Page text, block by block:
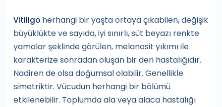
Vitiligo herhangi bir yaşta ortaya çıkabilen, değişik
büyüklükte ve sayıda, iyi sınırlı, süt beyazı renkte
yamalar şeklinde görülen, melanosit yıkımı ile
karakterize sonradan oluşan bir deri hastalığıdır.
Nadiren de olsa doğumsal olabilir. Genellikle
simetriktir. Vücudun herhangi bir bölümü
etkilenebilir. Toplumda ala veya alaca hastalığı